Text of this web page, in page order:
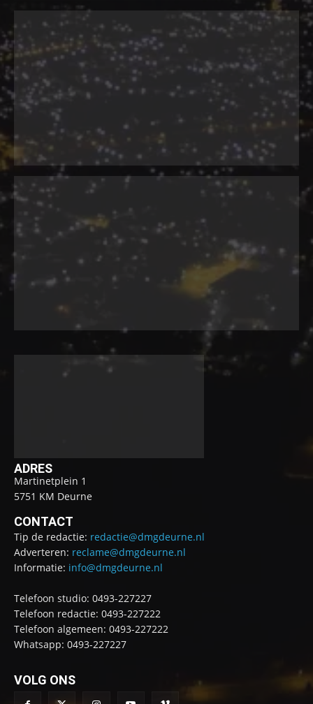
ADRES
Martinetplein 1
5751 KM Deurne
CONTACT
Tip de redactie: redactie@dmgdeurne.nl
Adverteren: reclame@dmgdeurne.nl
Informatie: info@dmgdeurne.nl
Telefoon studio: 0493-227227
Telefoon redactie: 0493-227222
Telefoon algemeen: 0493-227222
Whatsapp: 0493-227227
VOLG ONS